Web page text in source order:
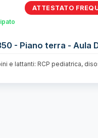
ATTESTATO
- Piano terra - Aula
e lattanti: RCP pediatrica,